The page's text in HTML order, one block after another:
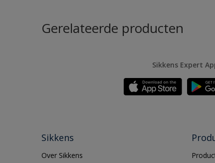
Gerelateerde producten
Sikkens Expert
Sikkens
Over Sikkens